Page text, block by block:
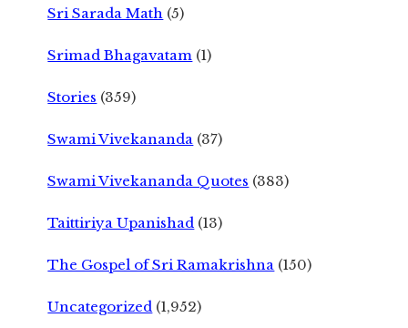
Sri Sarada Math (5)
Srimad Bhagavatam (1)
Stories (359)
Swami Vivekananda (37)
Swami Vivekananda Quotes (383)
Taittiriya Upanishad (13)
The Gospel of Sri Ramakrishna (150)
Uncategorized (1,952)